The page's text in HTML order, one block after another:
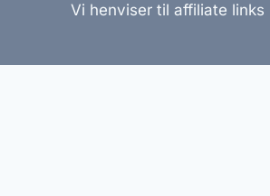
Vi henviser til affiliate links